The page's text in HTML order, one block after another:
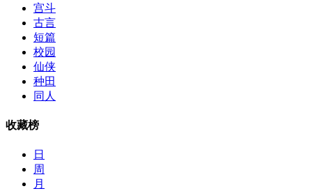
宫斗
古言
短篇
校园
仙侠
种田
同人
收藏榜
日
周
月